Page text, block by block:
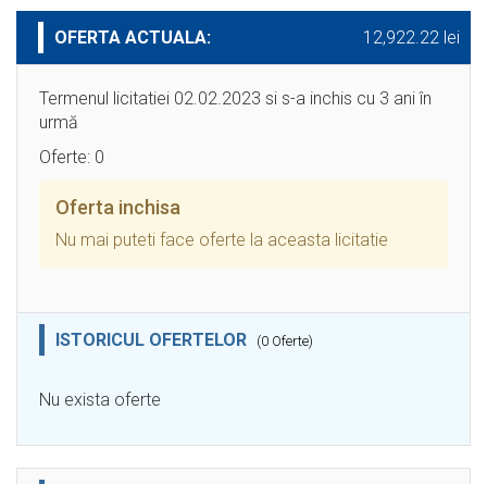
OFERTA ACTUALA: 12,922.22 lei
Termenul licitatiei 02.02.2023 si s-a inchis cu 3 ani în
urmă
Oferte: 0
Oferta inchisa
Nu mai puteti face oferte la aceasta licitatie
ISTORICUL OFERTELOR (0 Oferte)
Nu exista oferte